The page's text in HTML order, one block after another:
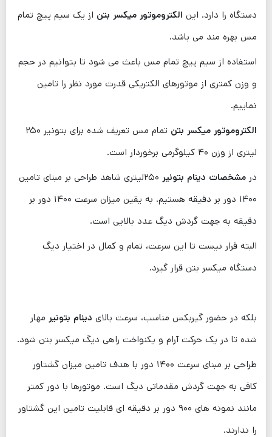
دستگاه را دارد. این الکتروموتور میکسر بتن از یک سیم پیچ تمام
مس بهره مند می باشد.
استفاده از سیم پیچ تمام مس باعث می شود تا بتوانیم در حجم
و وزن کمتری از موتورهای الکتریکی قدرت مورد نظر را تامین
نماییم.
الکتروموتور میکسر بتن
تمام مس تعریف شده برای بتونیر ۲۵۰
لیتری از وزن ۴۰ کیلوگرمی برخوردار است.
در مشخصات دینام بتونیر
۲۵۰لیتری شاهد طراحی بر مبنای تامین
۱۴۰۰ دور بر دقیقه هستیم. به یقین میزان سرعت ۱۴۰۰ دور بر
دقیقه به جهت گردش دیگ عدد بالایی است.
البته قرار نیست تا این سرعت، تمام و کمال در اختیار دیگ
دستگاه میکسر بتن قرار گیرد.
بلکه در حضور گیربکس مناسب، سرعت بالای دینام بتونیر مهار
شده تا در یک حرکت آرام و یکنواخت راهی دیگ میکسر بتن شود.
طراحی بر مبنای سرعت ۱۴۰۰ دور با هدف تامین میزان گشتاور
کافی به جهت گردش مقدماتی دیگ است. موتورها با دور کمتر
مانند نمونه ‌های ۹۰۰ دور بر دقیقه ای قابلیت تامین این گشتاور
را ندارند.